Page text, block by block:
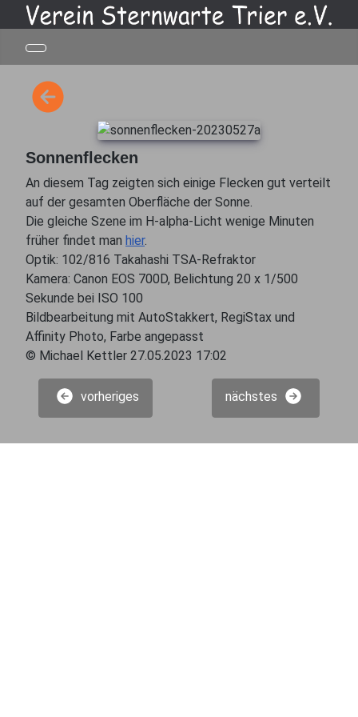
Sonnenflecken
An diesem Tag zeigten sich einige Flecken gut verteilt
auf der gesamten Oberfläche der Sonne.
Die gleiche Szene im H-alpha-Licht wenige Minuten
früher findet man hier.
Optik: 102/816 Takahashi TSA-Refraktor
Kamera: Canon EOS 700D, Belichtung 20 x 1/500
Sekunde bei ISO 100
Bildbearbeitung mit AutoStakkert, RegiStax und
Affinity Photo, Farbe angepasst
© Michael Kettler 27.05.2023 17:02
vorheriges nächstes